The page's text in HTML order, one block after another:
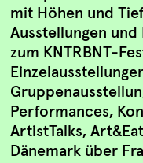
mit Höhen und
Ausstellungen
zum KNTRBNT-
Performances,
ArtistTalks,
Dänemark über